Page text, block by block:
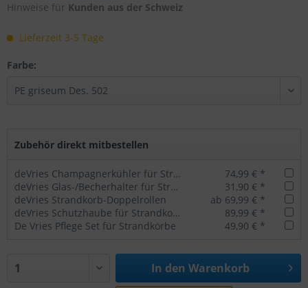
Hinweise für Kunden aus der Schweiz
Lieferzeit 3-5 Tage
Farbe:
Zubehör direkt mitbestellen
deVries Champagnerkühler für Strandkörbe
74,99 € *
deVries Glas-/Becherhalter für Strandkörbe
31,90 € *
deVries Strandkorb-Doppelrollen
ab 69,99 € *
deVries Schutzhaube für Strandkorb Classic
89,99 € *
De Vries Pflege Set für Strandkörbe
49,90 € *
In den Warenkorb